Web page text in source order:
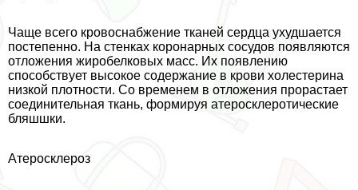
Чаще всего кровоснабжение тканей сердца ухудшается
постепенно. На стенках коронарных сосудов появляются
отложения жиробелковых масс. Их появлению
способствует высокое содержание в крови холестерина
низкой плотности. Со временем в отложения прорастает
соединительная ткань, формируя атеросклеротические
бляшшки.
Атеросклероз